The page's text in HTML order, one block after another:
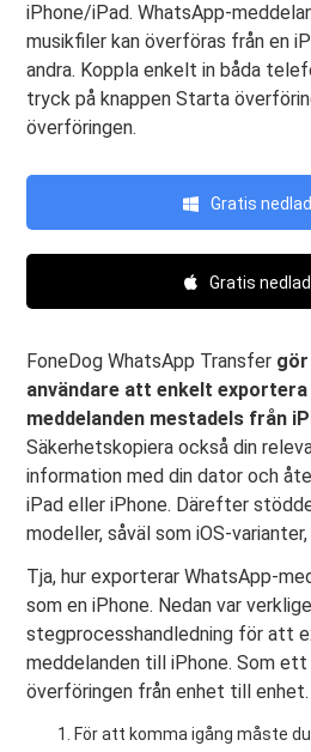
iPhone/iPad. WhatsApp-
musikfiler kan överföras från en
andra. Koppla enkelt in båda
tryck på knappen Starta
överföringen.
Gratis
Gratis
FoneDog WhatsApp Transfer
användare att enkelt exportera
meddelanden mestadels från
Säkerhetskopiera också din
information med din dator och
iPad eller iPhone. Därefter
modeller, såväl som iOS-
Tja, hur exporterar WhatsApp-
som en iPhone. Nedan var
stegprocesshandledning för att
meddelanden till iPhone. Som
överföringen från enhet till enhet.
För att komma igång måste